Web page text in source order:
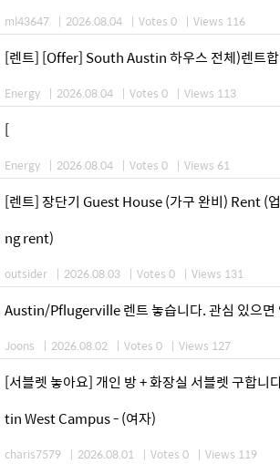
ml43647 | 2026.08.04 | Votes 0 | Views 116
[렌트] [Offer] South Austin 하우스 전체)렌트
Energy | 2026.08.04 | Votes 0 | Views 113
[
Energy | 2026.08.04 | Votes 0 | Views 61
[렌트] 장단기 Guest House (가구 완비) Rent (
ng rent)
outsider | 2026.08.03 | Votes 0 | Views 131
Austin/Pflugerville 렌트 놓습니다. 관심 있으면
Joons | 2026.08.02 | Votes 0 | Views 127
[서블렛 놓아요] 개인 방 + 화장실 서블렛 구합
tin West Campus - (여자)
charis7579 | 2026.08.01 | Votes 0 | Views 119